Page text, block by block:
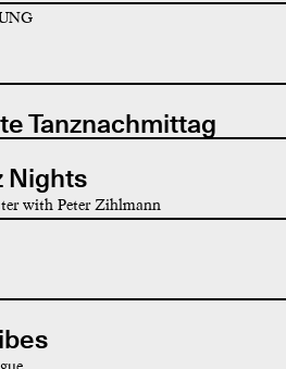
Tanznachmittag
Nights
with Peter Zihlmann